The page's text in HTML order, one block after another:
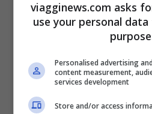
sospeso a circa 50
tempio che è una
turistiche cinesi è
1.500 anni fa e
buddismo, il taoismo e
viagginews.com asks
use your personal
Personalised advertising
content measurement,
services development
Store and/or access